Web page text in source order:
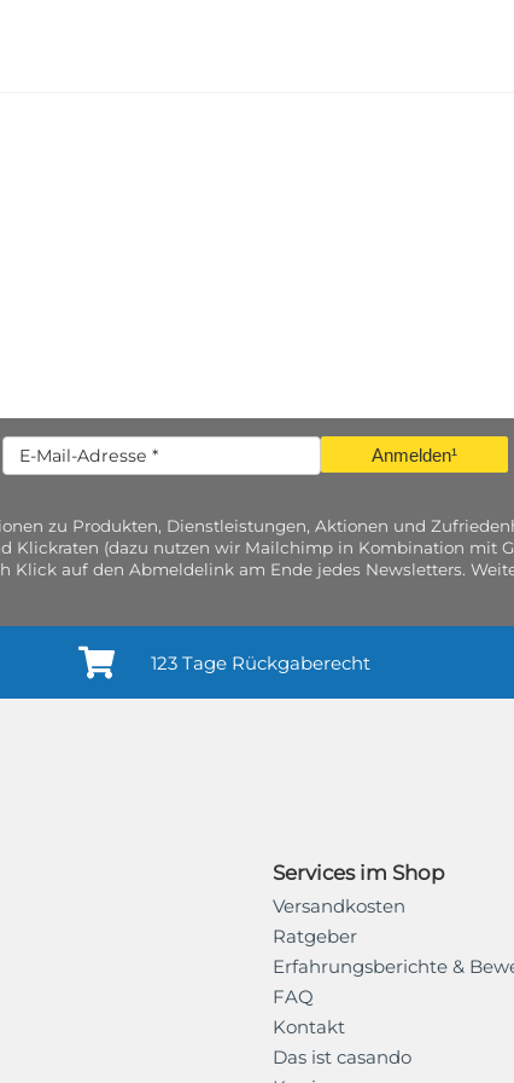
Anmelden¹
zu Produkten, Dienstleistungen, Aktionen und
Klickraten (dazu nutzen wir Mailchimp in Kombination mit
auf den Abmeldelink am Ende jedes Newsletters.
123 Tage Rückgaberecht
Services im Shop
Versandkosten
Ratgeber
Erfahrungsberichte &
FAQ
Kontakt
Das ist casando